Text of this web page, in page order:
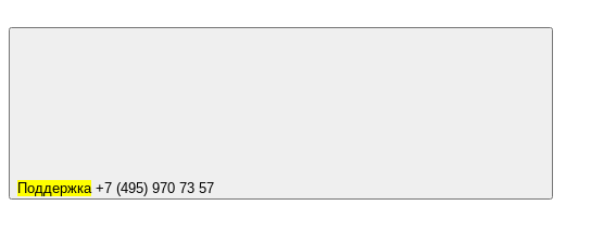
Поддержка+7 (495) 970 73 57